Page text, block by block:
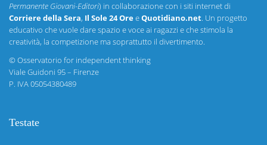
Permanente Giovani-Editori) in collaborazione con i siti internet di
Corriere della Sera, Il Sole 24 OreeQuotidiano.net. Un progetto
educativo che vuole dare spazio e voce ai ragazzi e che stimola la
creatività, la competizione ma soprattutto il divertimento.
©Osservatorio for independent thinking
Viale Guidoni 95 – Firenze
P. IVA 05054380489
Testate